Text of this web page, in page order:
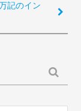
記のイン